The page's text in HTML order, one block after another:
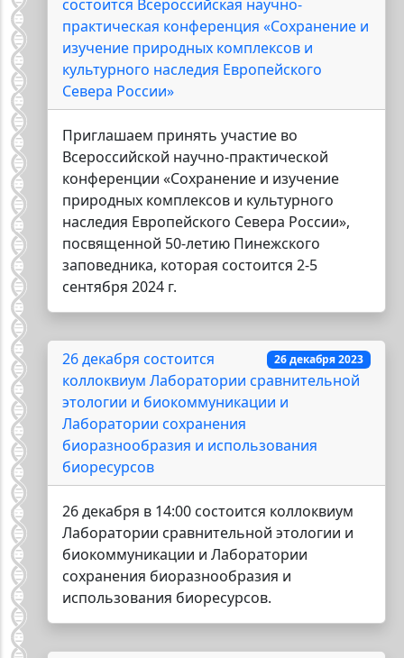
состоится Всероссийская научно-
практическая конференция «Сохранение и
изучение природных комплексов и
культурного наследия Европейского
Севера России»
Приглашаем принять участие во
Всероссийской научно-практической
конференции «Сохранение и изучение
природных комплексов и культурного
наследия Европейского Севера России»,
посвященной 50-летию Пинежского
заповедника, которая состоится 2-5
сентября 2024 г.
26 декабря 2023
26 декабря состоится
коллоквиум Лаборатории сравнительной
этологии и биокоммуникации и
Лаборатории сохранения
биоразнообразия и использования
биоресурсов
26 декабря в 14:00 состоится коллоквиум
Лаборатории сравнительной этологии и
биокоммуникации и Лаборатории
сохранения биоразнообразия и
использования биоресурсов.